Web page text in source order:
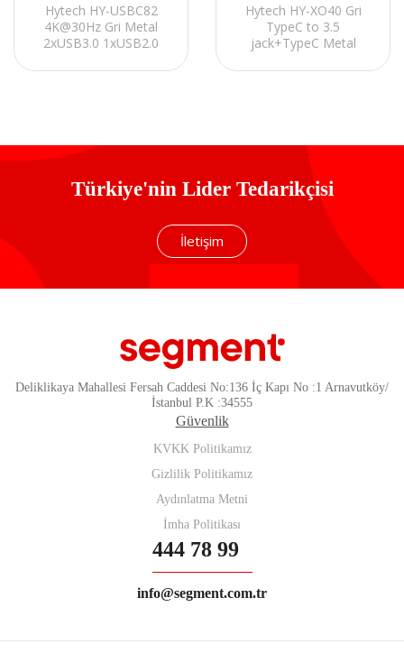
Hytech HY-USBC82
4K@30Hz Gri Metal
2xUSB3.0 1xUSB2.0
Data, SD/TF Kart
Hytech HY-XO40 Gri
TypeC to 3.5
jack+TypeC Metal
Türkiye'nin Lider Tedarikçisi
İletişim
Deliklikaya Mahallesi Fersah Caddesi No:136 İç Kapı No :1 Arnavutköy/
İstanbul P.K :34555
Güvenlik
KVKK Politikamız
Gizlilik Politikamız
Aydınlatma Metni
İmha Politikası
444 78 99
info@segment.com.tr